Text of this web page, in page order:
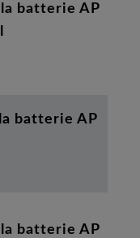
batterie AP
batterie AP
batterie AP